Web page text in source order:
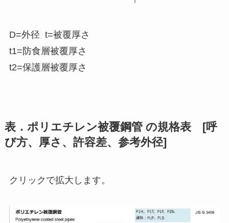
D=外径 t=被覆厚さ
t1=防食層被覆厚さ
t2=保護層被覆厚さ
表．ポリエチレン被覆鋼管 の規格表 [呼
び方、厚さ、許容差、参考外径]
クリックで拡大します。